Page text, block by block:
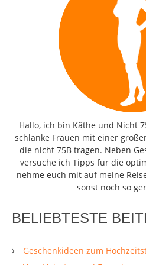
Hallo, ich bin Käthe und Nicht
schlanke Frauen mit einer
die nicht 75B tragen. Neben
versuche ich Tipps für die
nehme euch mit auf meine
sonst noch so
BELIEBTESTE
Geschenkideen zum